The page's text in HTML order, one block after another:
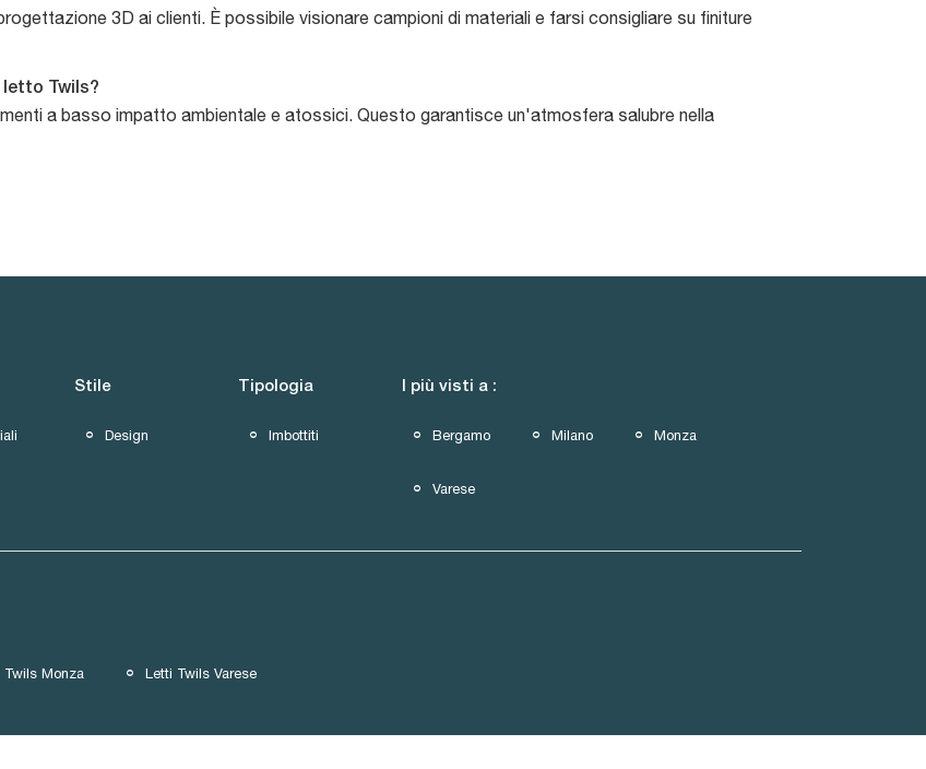
3D ai clienti. È possibile visionare campioni di materiali e farsi consigliare su finiture
Twils?
a basso impatto ambientale e atossici. Questo garantisce un'atmosfera salubre nella
Stile
Design
Tipologia
Imbottiti
I più visti a :
Bergamo Milano Monza
Varese
Twils Monza Letti Twils Varese